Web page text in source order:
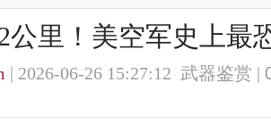
公里！美空军史上最
| 2026-06-26 15:27:12 武器鉴赏 |